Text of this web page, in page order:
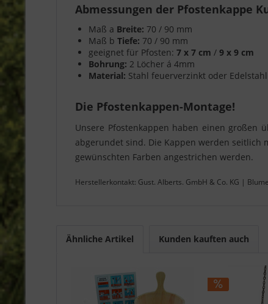
Abmessungen der Pfostenkappe
Maß a Breite: 70 / 90 mm
Maß b Tiefe: 70 / 90 mm
geeignet für Pfosten: 7 x 7 cm / 9 x 9 cm
Bohrung: 2 Löcher á 4mm
Material: Stahl feuerverzinkt oder Edelstahl
Die Pfostenkappen-Montage!
Unsere Pfostenkappen haben einen großen
abgerundet sind. Die Kappen werden seitlich
gewünschten Farben angestrichen werden.
Herstellerkontakt: Gust. Alberts. GmbH & Co. KG |
Ähnliche Artikel Kunden kauften auch